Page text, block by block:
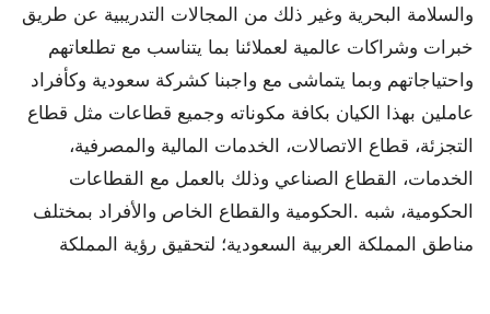
والسلامة البحرية وغير ذلك من المجالات التدريبية عن طريق
خبرات وشراكات عالمية لعملائنا بما يتناسب مع تطلعاتهم
واحتياجاتهم وبما يتماشى مع واجبنا كشركة سعودية وكأفراد
عاملين بهذا الكيان بكافة مكوناته وجميع قطاعات مثل قطاع
التجزئة، قطاع الاتصالات، الخدمات المالية والمصرفية،
الخدمات، القطاع الصناعي وذلك بالعمل مع القطاعات
الحكومية، شبه .الحكومية والقطاع الخاص والأفراد بمختلف
مناطق المملكة العربية السعودية؛ لتحقيق رؤية المملكة